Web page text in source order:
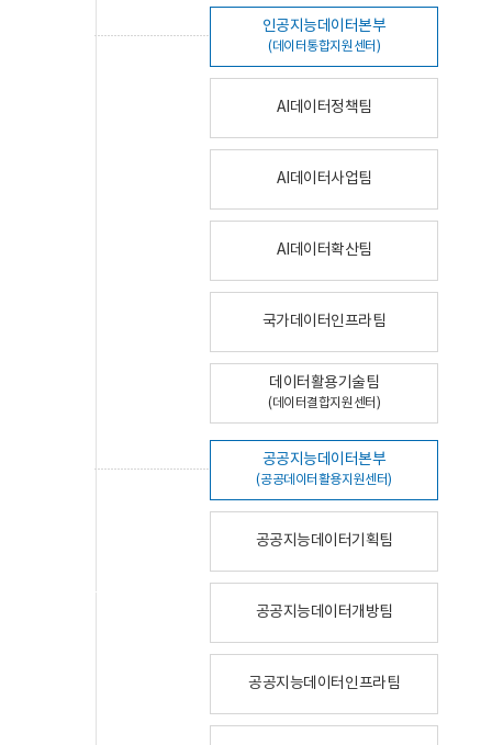
인공지능데이터본부
(데이터통합지원센터)
AI데이터정책팀
AI데이터사업팀
AI데이터확산팀
국가데이터인프라팀
데이터활용기술팀
(데이터결합지원센터)
공공지능데이터본부
(공공데이터활용지원센터)
공공지능데이터기획팀
공공지능데이터개방팀
공공지능데이터인프라팀